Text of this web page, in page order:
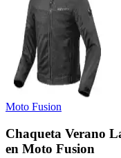
Moto Fusion
Chaqueta Verano
en Moto Fusion